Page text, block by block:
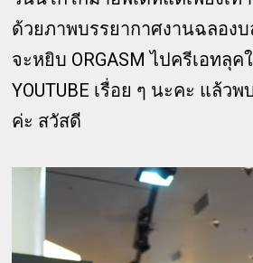
ด้วยภาพบรรยากาศงานฉลอง
จะหยิบ ORGASM ไปครีเอทลุ
YOUTUBE เรื่อย ๆ นะคะ แล้ว
ค่ะ สวัสดี